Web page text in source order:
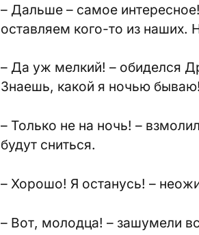
– Дальше – самое
оставляем кого-то из
– Да уж мелкий! – обиделся
Знаешь, какой я ночью бываю!
– Только не на ночь! –
будут сниться.
– Хорошо! Я останусь! –
– Вот, молодца! – зашумели